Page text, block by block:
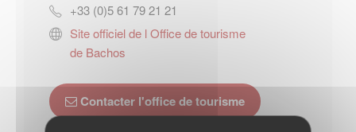
+33 (0)5 61 79 21 21
Site officiel de l Office de tourisme
de Bachos
Contacter l'office de tourisme